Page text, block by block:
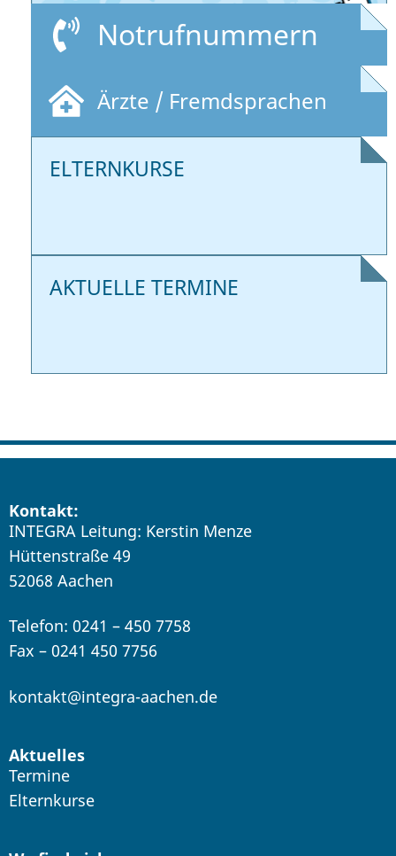
Notrufnummern
Ärzte / Fremdsprachen
ELTERNKURSE
AKTUELLE TERMINE
Kontakt:
INTEGRA Leitung: Kerstin Menze
Hüttenstraße 49
52068 Aachen
Telefon: 0241 – 450 7758
Fax – 0241 450 7756
kontakt@integra-aachen.de
Aktuelles
Termine
Elternkurse